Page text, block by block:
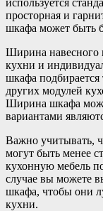
просторная и
шкафа может быть
Ширина навесного
кухни и
шкафа подбирается
других модулей
Ширина шкафа
вариантами
Важно учитывать,
могут быть менее
кухонную мебель
случае вы можете
шкафа, чтобы они
кухни.